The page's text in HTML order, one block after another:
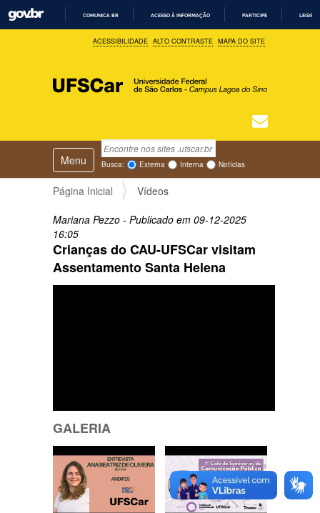
R
A
E
D
COMUNICA BR ACESSO À INFORMAÇÃO PARTICIPE
ACESSIBILIDADE ALTO CONTRASTE MAPA DO SITE
Busca
Busca Avançada…
Busca: Externa Interna Notícias
v
Toggle navigation
Página Inicial
Vídeos
Mariana Pezzo - Publicado em 09-12-2025
16:05
Crianças do CAU-UFSCar visitam
Assentamento Santa Helena
GALERIA